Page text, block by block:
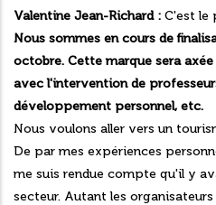
Valentine Jean-Richard : C'est le
Nous sommes en cours de
octobre. Cette marque sera
avec l'intervention de
développement personnel, etc.
Nous voulons aller vers un
De par mes expériences
me suis rendue compte qu'il y
secteur. Autant les